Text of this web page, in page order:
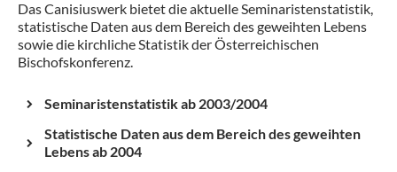
Das Canisiuswerk bietet die aktuelle Seminaristenstatistik,
statistische Daten aus dem Bereich des geweihten Lebens
sowie die kirchliche Statistik der Österreichischen
Bischofskonferenz.
Seminaristenstatistik ab 2003/2004
Statistische Daten aus dem Bereich des geweihten
Lebens ab 2004